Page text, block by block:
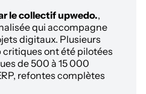
le collectif upwedo.,
qui accompagne
digitaux. Plusieurs
ont été pilotées
de 500 à 15 000
refontes complètes